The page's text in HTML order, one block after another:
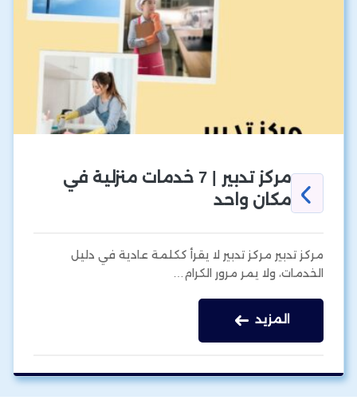
مركز تدبير | 7 خدمات منزلية في
مكان واحد
مركز تدبير مركز تدبير لا يقرأ ككلمة عادية في دليل
الخدمات، ولا يمر مرور الكرام…
المزيد